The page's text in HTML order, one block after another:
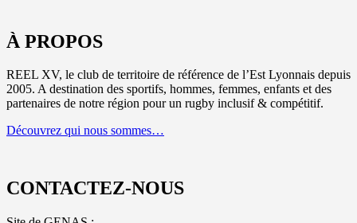
À PROPOS
REEL XV, le club de territoire de référence de l’Est Lyonnais depuis
2005. A destination des sportifs, hommes, femmes, enfants et des
partenaires de notre région pour un rugby inclusif & compétitif.
Découvrez qui nous sommes…
CONTACTEZ-NOUS